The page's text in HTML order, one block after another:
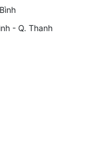
- Q. Thanh